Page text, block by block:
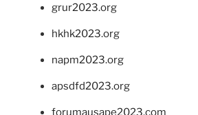
grur2023.org
hkhk2023.org
napm2023.org
apsdfd2023.org
forumausape2023.com